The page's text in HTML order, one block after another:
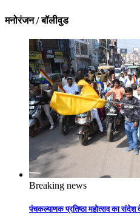
मनोरंजन / बॉलीवुड
Breaking news
पंचकल्याणक प्रतिष्ठा महोत्सव का संदेश